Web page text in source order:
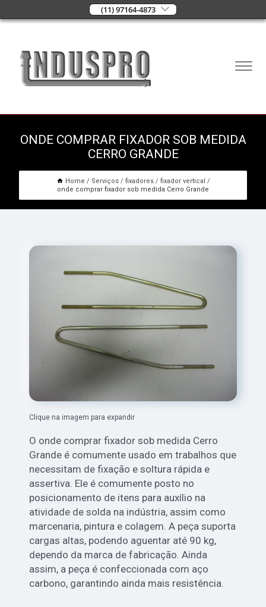
(11) 97164-4873
ONDE COMPRAR FIXADOR SOB MEDIDA
CERRO GRANDE
Home Serviços fixadores
fixador vertical
onde comprar fixador sob medida Cerro Grande
Clique na imagem para expandir
O onde comprar fixador sob medida Cerro
Grande é comumente usado em trabalhos que
necessitam de fixação e soltura rápida e
assertiva. Ele é comumente posto no
posicionamento de itens para auxílio na
atividade de solda na indústria, assim como
marcenaria, pintura e colagem. A peça suporta
cargas altas, podendo aguentar até 90 kg,
dependo da marca de fabricação. Ainda
assim, a peça é confeccionada com aço
carbono, garantindo ainda mais resistência.